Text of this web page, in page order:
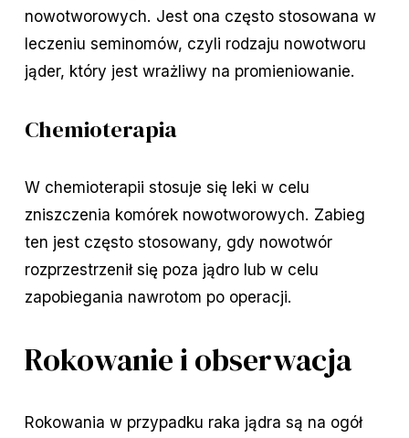
nowotworowych. Jest ona często stosowana w
leczeniu seminomów, czyli rodzaju nowotworu
jąder, który jest wrażliwy na promieniowanie.
Chemioterapia
W chemioterapii stosuje się leki w celu
zniszczenia komórek nowotworowych. Zabieg
ten jest często stosowany, gdy nowotwór
rozprzestrzenił się poza jądro lub w celu
zapobiegania nawrotom po operacji.
Rokowanie i obserwacja
Rokowania w przypadku raka jądra są na ogół